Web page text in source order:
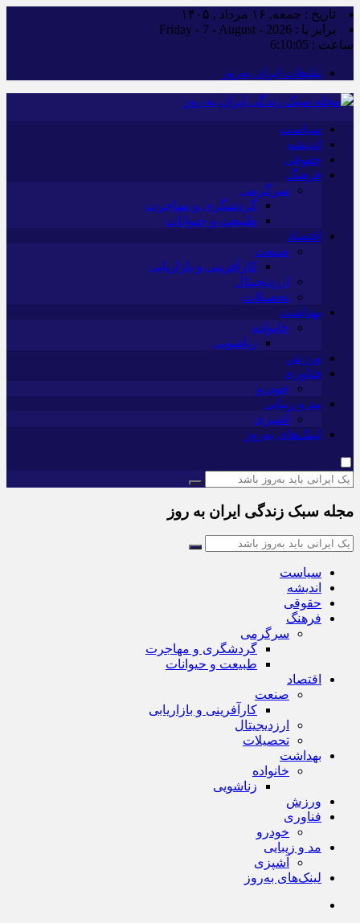
تاریخ : جمعه, ۱۶ مرداد , ۱۴۰۵
برابر با : Friday - 7 - August - 2026
ساعت : 6:10:07
تبلیغات ایران به‌روز
سیاست
اندیشه
حقوقی
فرهنگ
سرگرمی
گردشگری و مهاجرت
طبیعت و حیوانات
اقتصاد
صنعت
کارآفرینی و بازاریابی
ارزدیجیتال
تحصیلات
بهداشت
خانواده
زناشویی
ورزش
فناوری
خودرو
مد و زیبایی
آشپزی
لینک‌های به‌روز
مجله سبک زندگی ایران به روز
سیاست
اندیشه
حقوقی
فرهنگ
سرگرمی
گردشگری و مهاجرت
طبیعت و حیوانات
اقتصاد
صنعت
کارآفرینی و بازاریابی
ارزدیجیتال
تحصیلات
بهداشت
خانواده
زناشویی
ورزش
فناوری
خودرو
مد و زیبایی
آشپزی
لینک‌های به‌روز